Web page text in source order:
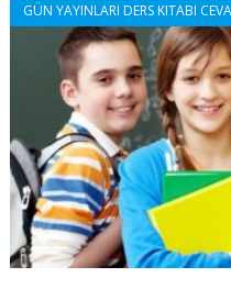
GÜN YAYINLARI DERS KITABI